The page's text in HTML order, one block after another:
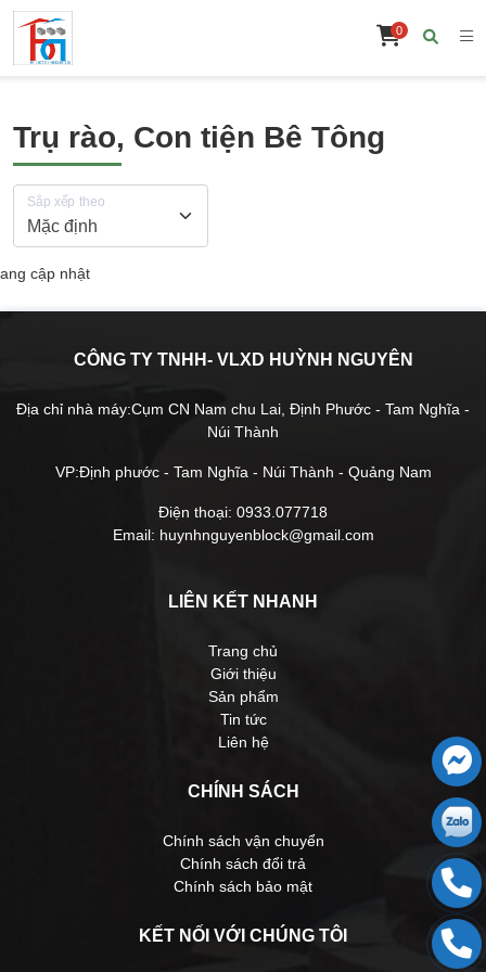
0
Trụ rào, Con tiện Bê Tông
Sắp xếp theo
cập nhật
CÔNG TY TNHH- VLXD HUỲNH NGUYÊN
Địa chỉ nhà máy:Cụm CN Nam chu Lai, Định Phước - Tam Nghĩa -
Núi Thành
VP:Định phước - Tam Nghĩa - Núi Thành - Quảng Nam
Điện thoại: 0933.077718
Email: huynhnguyenblock@gmail.com
LIÊN KẾT NHANH
Trang chủ
Giới thiệu
Sản phẩm
Tin tức
Liên hệ
CHÍNH SÁCH
Chính sách vận chuyển
Chính sách đổi trả
Chính sách bảo mật
KẾT NỐI VỚI CHÚNG TÔI